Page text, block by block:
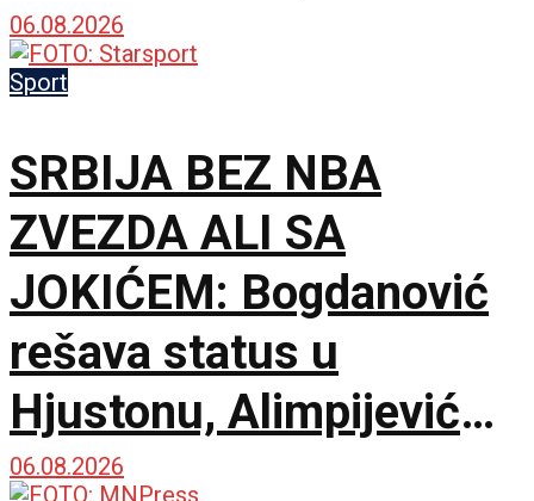
Anderlehtu zlata vredan
trijumf u Solunu!
06.08.2026
Sport
SRBIJA BEZ NBA
ZVEZDA ALI SA
JOKIĆEM: Bogdanović
rešava status u
Hjustonu, Alimpijević
objavio spisak od 18
06.08.2026